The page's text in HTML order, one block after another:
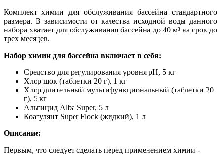
Комплект химии для обслуживания бассейна стандартного
размера. В зависимости от качества исходной воды данного
набора хватает для обслуживания бассейна до 40 м³ на срок до
трех месяцев.
Набор химии для бассейна включает в себя:
Средство для регулирования уровня pH, 5 кг
Хлор шок (таблетки 20 г), 1 кг
Хлор длительный мультифункциональный (таблетки 20
г), 5 кг
Альгицид Alba Super, 5 л
Коагулянт Super Flock (жидкий), 1 л
Описание:
Первым, что следует сделать перед применением химии -